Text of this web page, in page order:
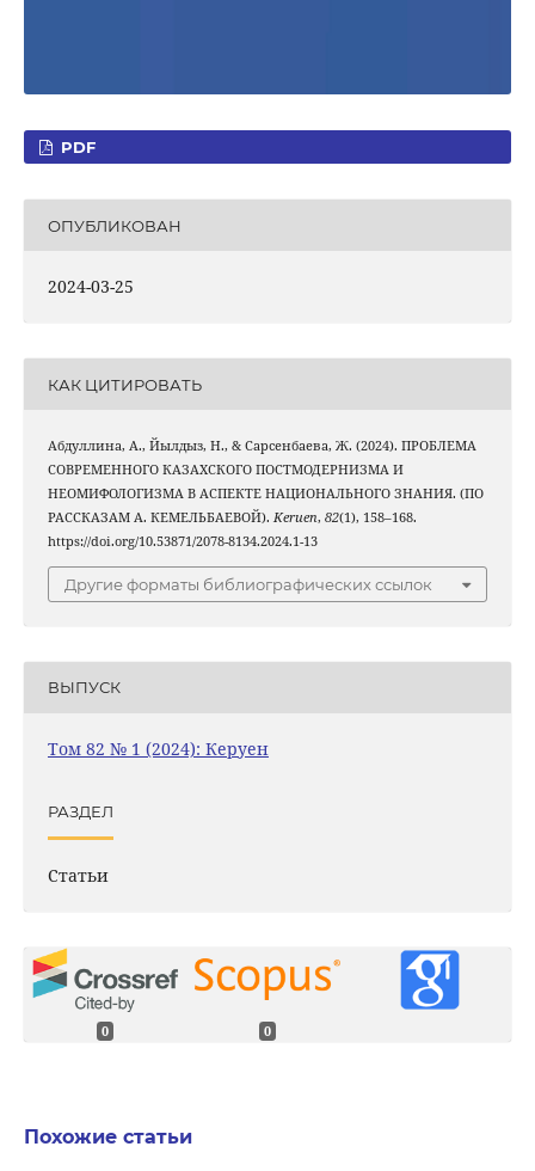
PDF
ОПУБЛИКОВАН
2024-03-25
КАК ЦИТИРОВАТЬ
Абдуллина, А., Йылдыз, Н., & Сарсенбаева, Ж. (2024). ПРОБЛЕМА
СОВРЕМЕННОГО КАЗАХСКОГО ПОСТМОДЕРНИЗМА И
НЕОМИФОЛОГИЗМА В АСПЕКТЕ НАЦИОНАЛЬНОГО ЗНАНИЯ. (ПО
РАССКАЗАМ А. КЕМЕЛЬБАЕВОЙ). Keruen, 82(1), 158–168.
https://doi.org/10.53871/2078-8134.2024.1-13
Другие форматы библиографических ссылок
ВЫПУСК
Том 82 № 1 (2024): Керуен
РАЗДЕЛ
Статьи
0 0
Похожие статьи